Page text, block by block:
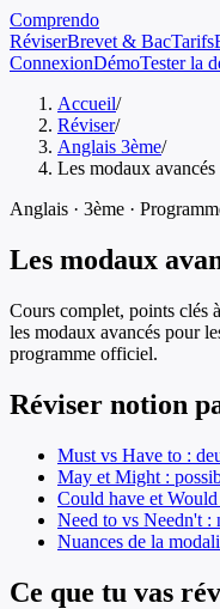
Comprendo
RéviserBrevet & BacTarifs
ConnexionDémoTester la
Accueil/
Réviser/
Anglais 3ème/
Les modaux avancés
Anglais · 3ème ·
Les modaux
Cours complet, points clés
les modaux avancés pour
programme officiel.
Réviser notion
Must vs Have to :
May et Might :
Could have et Would
Need to vs Needn't :
Nuances de la
Ce que tu vas